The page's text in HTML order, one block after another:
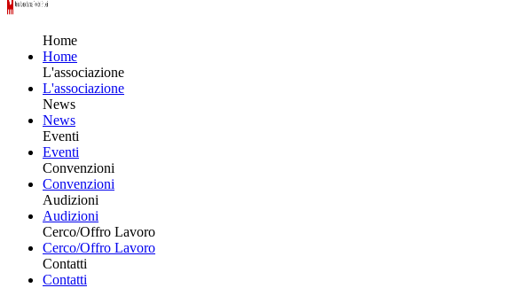
Home
Home
L'associazione
L'associazione
News
News
Eventi
Eventi
Convenzioni
Convenzioni
Audizioni
Audizioni
Cerco/Offro Lavoro
Cerco/Offro Lavoro
Contatti
Contatti